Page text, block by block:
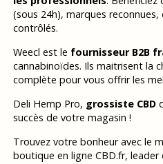
(sous 24h), marques
contrôlés.
Weecl est le fournisseur B2B
cannabinoïdes. Ils maitrisent la
complète pour vous offrir les
Deli Hemp Pro, grossiste CBD
succès de votre magasin !
Trouvez votre bonheur avec le
boutique en ligne CBD.fr, leader